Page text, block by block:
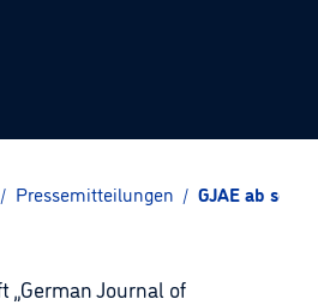
/ Pressemitteilungen / GJAE ab
„German Journal of